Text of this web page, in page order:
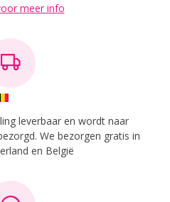
meer info
leverbaar en wordt naar
We bezorgen gratis in
en België